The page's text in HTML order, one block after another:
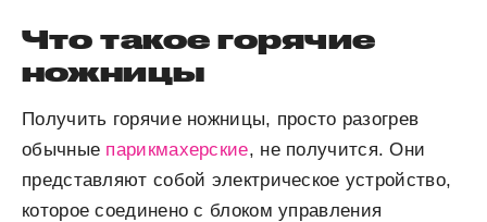
Что такое горячие
ножницы
Получить горячие ножницы, просто разогрев
обычные парикмахерские, не получится. Они
представляют собой электрическое устройство,
которое соединено с блоком управления